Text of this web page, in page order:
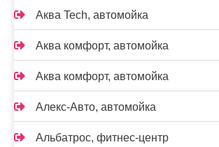
Аква Tech, автомойка
Аква комфорт, автомойка
Аква комфорт, автомойка
Алекс-Авто, автомойка
Альбатрос, фитнес-центр